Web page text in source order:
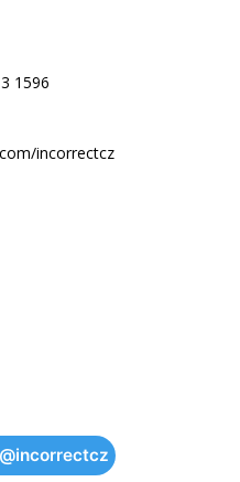
1596
incorrectcz